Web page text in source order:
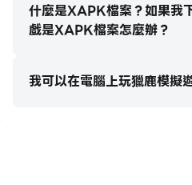
體驗狩獵模擬器，其中風、地
功。磨練你的技能，在野外狩
遊戲特色：
什麼是XAPK檔案？如果我
戲是XAPK檔案怎麼辦？
我可以在電腦上玩獵鹿模擬